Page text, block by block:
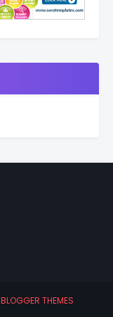
BLOGGER THEMES